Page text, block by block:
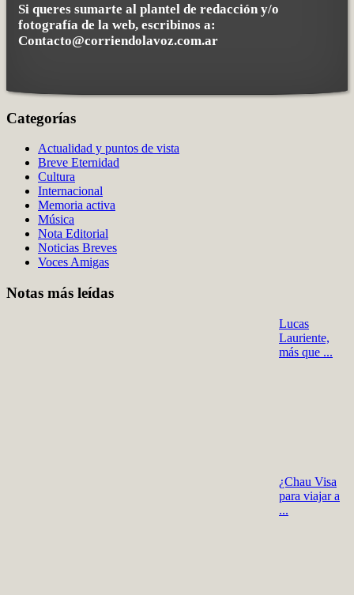
Si queres sumarte al plantel de redacción y/o
fotografía de la web, escribinos a:
Contacto@corriendolavoz.com.ar
Categorías
Actualidad y puntos de vista
Breve Eternidad
Cultura
Internacional
Memoria activa
Música
Nota Editorial
Noticias Breves
Voces Amigas
Notas más leídas
Lucas
Lauriente,
más que ...
¿Chau Visa
para viajar a
...